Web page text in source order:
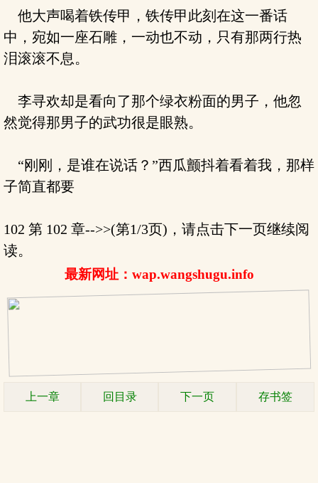
他大声喝着铁传甲，铁传甲此刻在这一番话
中，宛如一座石雕，一动也不动，只有那两行热
泪滚滚不息。
李寻欢却是看向了那个绿衣粉面的男子，他忽
然觉得那男子的武功很是眼熟。
“刚刚，是谁在说话？”西瓜颤抖着看着我，那样
子简直都要
102 第 102 章-->>(第1/3页)，请点击下一页继续阅
读。
最新网址：wap.wangshugu.info
上一章 回目录 下一页 存书签